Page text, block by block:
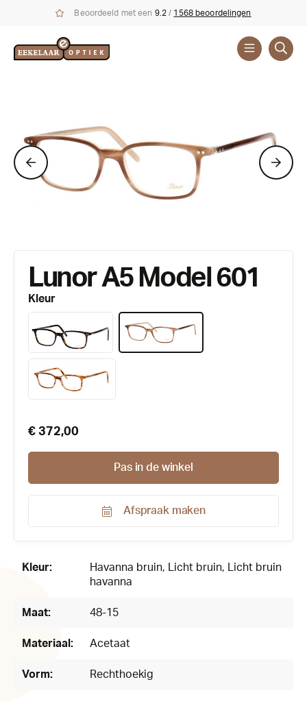
Beoordeeld met een 9.2 / 1568 beoordelingen
Lunor A5 Model 601
Kleur
€ 372,00
Pas in de winkel
Afspraak maken
Kleur:
Havanna bruin, Licht bruin, Licht bruin
havanna
Maat: 48-15
Materiaal: Acetaat
Vorm: Rechthoekig